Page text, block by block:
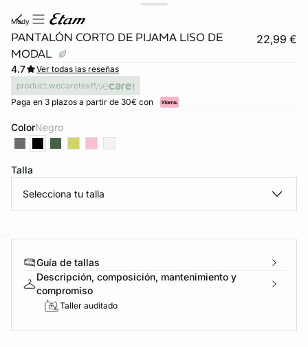
mody
PANTALÓN CORTO DE PIJAMA LISO DE
MODAL
22,99 €
4.7
Ver todas las reseñas
product.wecaretext
Paga en 3 plazos a partir de 30€ con
Color negro
Talla
Selecciona tu talla
Guía de tallas
Descripción, composición, mantenimiento y
compromiso
Taller auditado